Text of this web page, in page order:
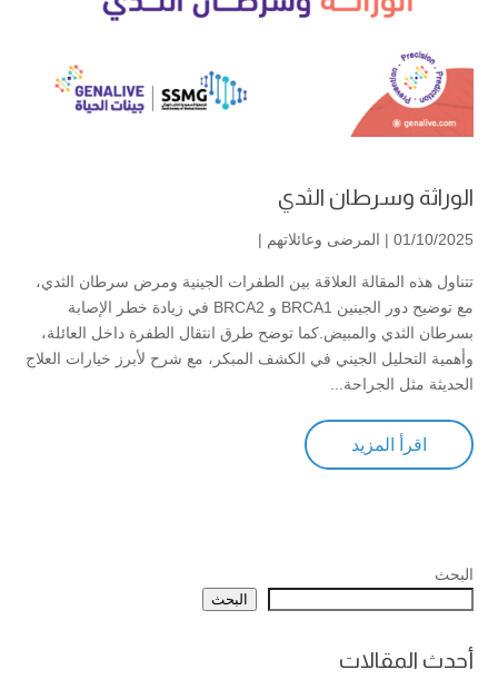
الوراثة وسرطان الثدي
01/10/2025 | المرضى وعائلاتهم |
تتناول هذه المقالة العلاقة بين الطفرات الجينية ومرض سرطان الثدي،
مع توضيح دور الجينين BRCA1 و BRCA2 في زيادة خطر الإصابة
بسرطان الثدي والمبيض.كما توضح طرق انتقال الطفرة داخل العائلة،
وأهمية التحليل الجيني في الكشف المبكر، مع شرح لأبرز خيارات العلاج
الحديثة مثل الجراحة...
اقرأ المزيد
البحث
البحث
أحدث المقالات